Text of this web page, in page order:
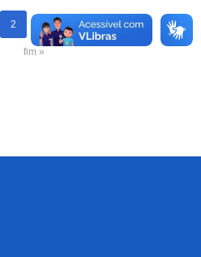
2 3 4 5 6
fim »